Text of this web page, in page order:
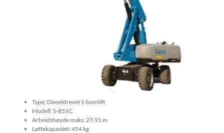
Type: Dieseldrevet S-bomlift
Modell: S-85XC
Arbeidshøyde maks: 27,91 m
Løftekapasitet: 454 kg